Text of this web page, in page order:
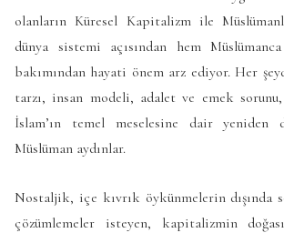
olanların Küresel Kapitalizm ile
dünya sistemi açısından hem
bakımından hayati önem arz ediyor. Her
tarzı, insan modeli, adalet ve emek
İslam’ın temel meselesine dair yeniden
Müslüman aydınlar.
Nostaljik, içe kıvrık öykünmelerin dışında
çözümlemeler isteyen, kapitalizmin